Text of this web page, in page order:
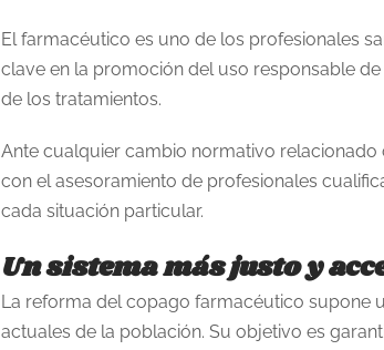
El farmacéutico es uno de los profesionales
clave en la promoción del uso responsable
de los tratamientos.
Ante cualquier cambio normativo
con el asesoramiento de profesionales
cada situación particular.
Un sistema más justo y
La reforma del copago farmacéutico supone
actuales de la población. Su objetivo es